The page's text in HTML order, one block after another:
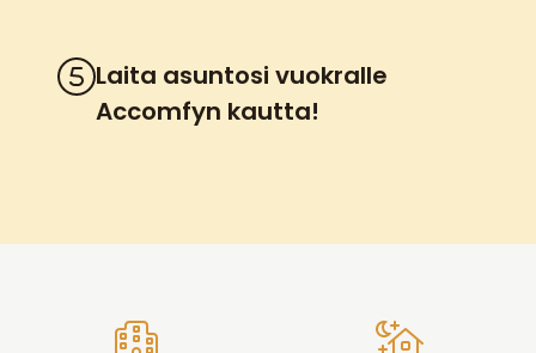
Laita asuntosi vuokralle
Accomfyn kautta!